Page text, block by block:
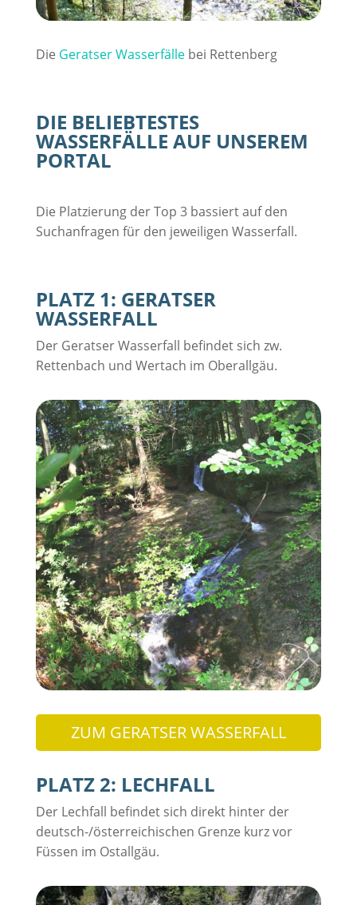
Die Geratser Wasserfällebei Rettenberg
DIE BELIEBTESTES
WASSERFÄLLE AUF UNSEREM
PORTAL
Die Platzierung der Top 3 bassiert auf den
Suchanfragen für den jeweiligen Wasserfall.
PLATZ 1: GERATSER
WASSERFALL
Der Geratser Wasserfall befindet sich zw.
Rettenbach und Wertach im Oberallgäu.
ZUM GERATSER WASSERFALL
PLATZ 2: LECHFALL
Der Lechfall befindet sich direkt hinter der
deutsch-/österreichischen Grenze kurz vor
Füssen im Ostallgäu.